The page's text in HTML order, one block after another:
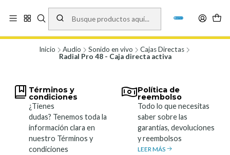
Vísita nuestro local en Los Agustinos 5478, Ñuñoa. Lunes a Viernes 9.30 a
19.00, Sábados 10:00 a 19:00 y Domingos de 10:00 a 17:00
Inicio Audio Sonido en vivo
Cajas Directas
Radial Pro 48 - Caja directa activa
Términos y
condiciones
¿Tienes
dudas? Tenemos toda la
información clara en
nuestro Términos y
condiciones
Política de
reembolso
Todo lo que necesitas
saber sobre las
garantías, devoluciones
y reembolsos
LEER MÁS